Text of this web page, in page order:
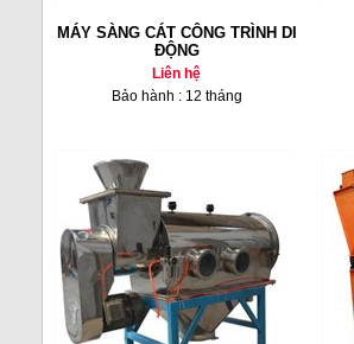
MÁY SÀNG CÁT CÔNG TRÌNH DI
ĐỘNG
Liên hệ
Bảo hành : 12 tháng